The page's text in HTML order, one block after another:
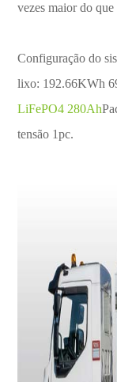
vezes maior do
Configuração do
lixo: 192.66KWh
LiFePO4 280Ah
tensão 1pc.